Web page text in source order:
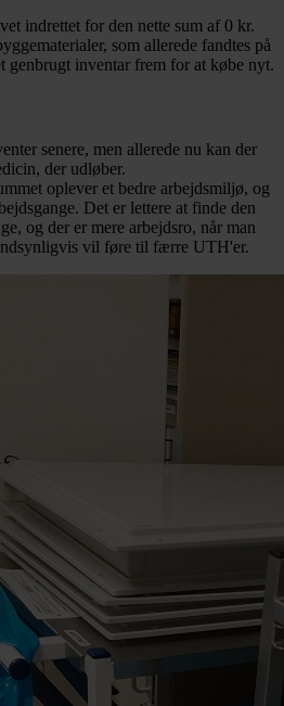
indrettet for den nette sum af 0 kr.
som allerede fandtes på
genbrugt inventar frem for at købe nyt.
senere, men allerede nu kan der
der udløber.
oplever et bedre arbejdsmiljø, og
Det er lettere at finde den
og der er mere arbejdsro, når man
vil føre til færre UTH'er.